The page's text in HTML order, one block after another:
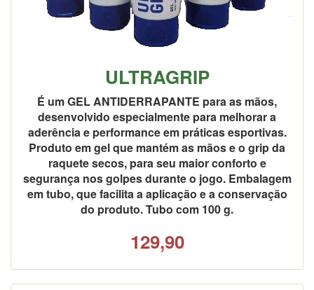
ULTRAGRIP
É um GEL ANTIDERRAPANTE para as mãos,
desenvolvido especialmente para melhorar a
aderência e performance em práticas esportivas.
Produto em gel que mantém as mãos e o grip da
raquete secos, para seu maior conforto e
segurança nos golpes durante o jogo. Embalagem
em tubo, que facilita a aplicação e a conservação
do produto. Tubo com 100 g.
129,90